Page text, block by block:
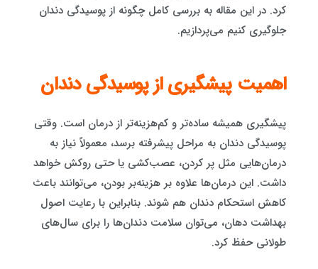
کرد. در این مقاله به بررسی کامل چگونه از پوسیدگی دندان
جلوگیری کنیم می‌پردازیم.
اهمیت پیشگیری از پوسیدگی دندان
پیشگیری همیشه ساده‌تر و کم‌هزینه‌تر از درمان است. وقتی
پوسیدگی دندان به مراحل پیشرفته برسد، معمولاً نیاز به
درمان‌هایی مثل پر کردن، عصب‌کشی یا حتی روکش خواهد
داشت. این درمان‌ها علاوه بر هزینه‌بر بودن، می‌توانند باعث
کاهش استحکام دندان هم شوند. بنابراین با رعایت اصول
بهداشت دهان، می‌توان سلامت دندان‌ها را برای سال‌های
طولانی حفظ کرد.